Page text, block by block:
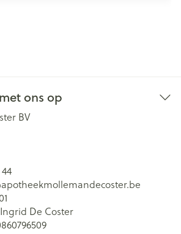
ons op
BV
apotheekmollemandecoster.be
Ingrid De Coster